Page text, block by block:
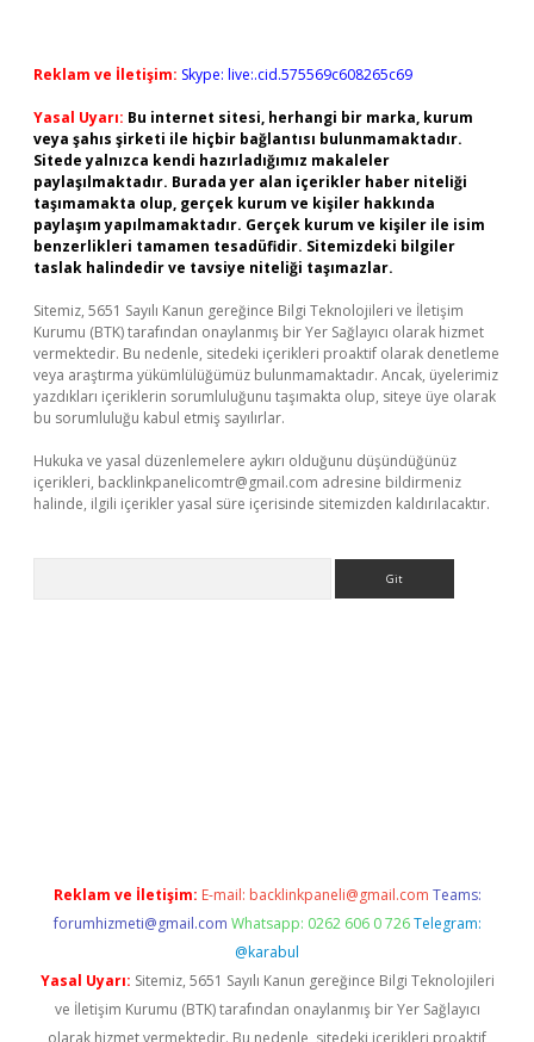
Reklam ve İletişim: Skype: live:.cid.575569c608265c69
Yasal Uyarı: Bu internet sitesi, herhangi bir marka, kurum
veya şahıs şirketi ile hiçbir bağlantısı bulunmamaktadır.
Sitede yalnızca kendi hazırladığımız makaleler
paylaşılmaktadır. Burada yer alan içerikler haber niteliği
taşımamakta olup, gerçek kurum ve kişiler hakkında
paylaşım yapılmamaktadır. Gerçek kurum ve kişiler ile isim
benzerlikleri tamamen tesadüfidir. Sitemizdeki bilgiler
taslak halindedir ve tavsiye niteliği taşımazlar.
Sitemiz, 5651 Sayılı Kanun gereğince Bilgi Teknolojileri ve İletişim
Kurumu (BTK) tarafından onaylanmış bir Yer Sağlayıcı olarak hizmet
vermektedir. Bu nedenle, sitedeki içerikleri proaktif olarak denetleme
veya araştırma yükümlülüğümüz bulunmamaktadır. Ancak, üyelerimiz
yazdıkları içeriklerin sorumluluğunu taşımakta olup, siteye üye olarak
bu sorumluluğu kabul etmiş sayılırlar.
Hukuka ve yasal düzenlemelere aykırı olduğunu düşündüğünüz
içerikleri, backlinkpanelicomtr@gmail.com adresine bildirmeniz
halinde, ilgili içerikler yasal süre içerisinde sitemizden kaldırılacaktır.
Reklam ve İletişim: E-mail: backlinkpaneli@gmail.com Teams:
forumhizmeti@gmail.com Whatsapp: 0262 606 0 726 Telegram:
@karabul
Yasal Uyarı: Sitemiz, 5651 Sayılı Kanun gereğince Bilgi Teknolojileri
ve İletişim Kurumu (BTK) tarafından onaylanmış bir Yer Sağlayıcı
olarak hizmet vermektedir. Bu nedenle, sitedeki içerikleri proaktif